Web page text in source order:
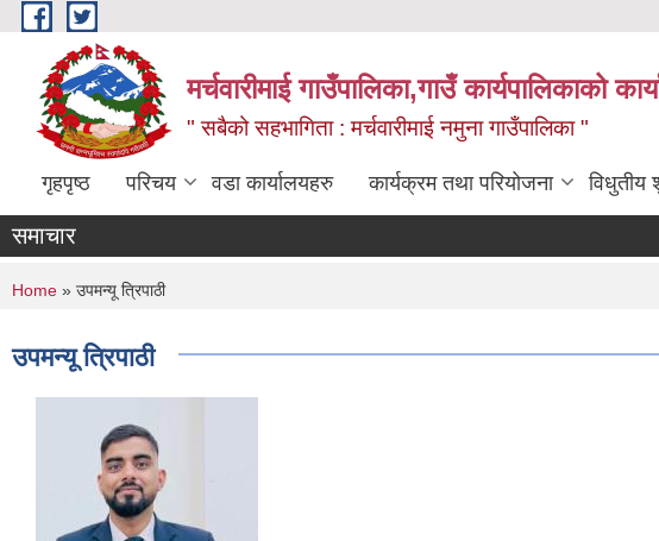
Skip to main content
मर्चवारीमाई गाउँपालिका,गाउँ कार्यपालिकाको
" सबैको सहभागिता : मर्चवारीमाई नमुना गाउँपालिका "
गृहपृष्ठ परिचय वडा कार्यालयहरु कार्यक्रम तथा परियोजना विधुतीय
समाचार
You are here
Home » उपमन्यू त्रिपाठी
उपमन्यू त्रिपाठी